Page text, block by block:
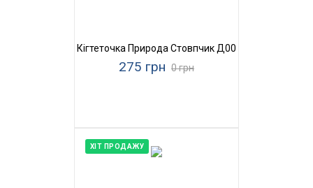
Кігтеточка Природа Стовпчик Д00
275 грн 0 грн
ХІТ ПРОДАЖУ